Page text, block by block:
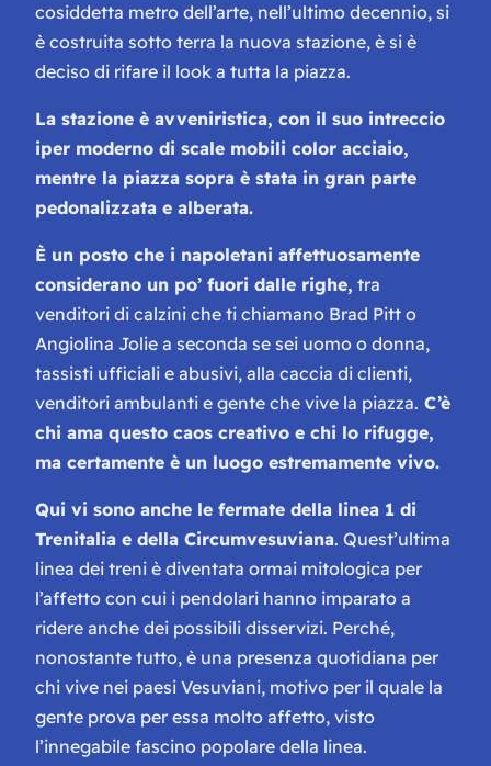
cosiddetta metro dell’arte, nell’ultimo decennio, si
è costruita sotto terra la nuova stazione, è si è
deciso di rifare il look a tutta la piazza.
La stazione è avveniristica, con il suo intreccio
iper moderno di scale mobili color acciaio,
mentre la piazza sopra è stata in gran parte
pedonalizzata e alberata.
È un posto che i napoletani affettuosamente
considerano un po’ fuori dalle righe, tra
venditori di calzini che ti chiamano Brad Pitt o
Angiolina Jolie a seconda se sei uomo o donna,
tassisti ufficiali e abusivi, alla caccia di clienti,
venditori ambulanti e gente che vive la piazza. C’è
chi ama questo caos creativo e chi lo rifugge,
ma certamente è un luogo estremamente vivo.
Qui vi sono anche le fermate della linea 1 di
Trenitalia e della Circumvesuviana. Quest’ultima
linea dei treni è diventata ormai mitologica per
l’affetto con cui i pendolari hanno imparato a
ridere anche dei possibili disservizi. Perché,
nonostante tutto, è una presenza quotidiana per
chi vive nei paesi Vesuviani, motivo per il quale la
gente prova per essa molto affetto, visto
l’innegabile fascino popolare della linea.